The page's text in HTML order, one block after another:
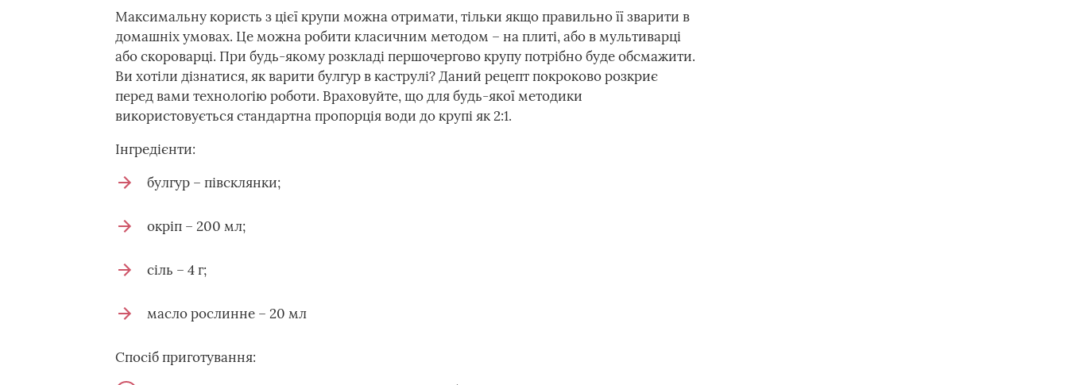
Максимальну користь з цієї крупи можна отримати, тільки якщо правильно її зварити в
домашніх умовах. Це можна робити класичним методом – на плиті, або в мультиварці
або скороварці. При будь-якому розкладі першочергово крупу потрібно буде обсмажити.
Ви хотіли дізнатися, як варити булгур в каструлі? Даний рецепт покроково розкриє
перед вами технологію роботи. Враховуйте, що для будь-якої методики
використовується стандартна пропорція води до крупі як 2:1.
Інгредієнти:
булгур – півсклянки;
окріп – 200 мл;
сіль – 4 г;
масло рослинне – 20 мл
Спосіб приготування: